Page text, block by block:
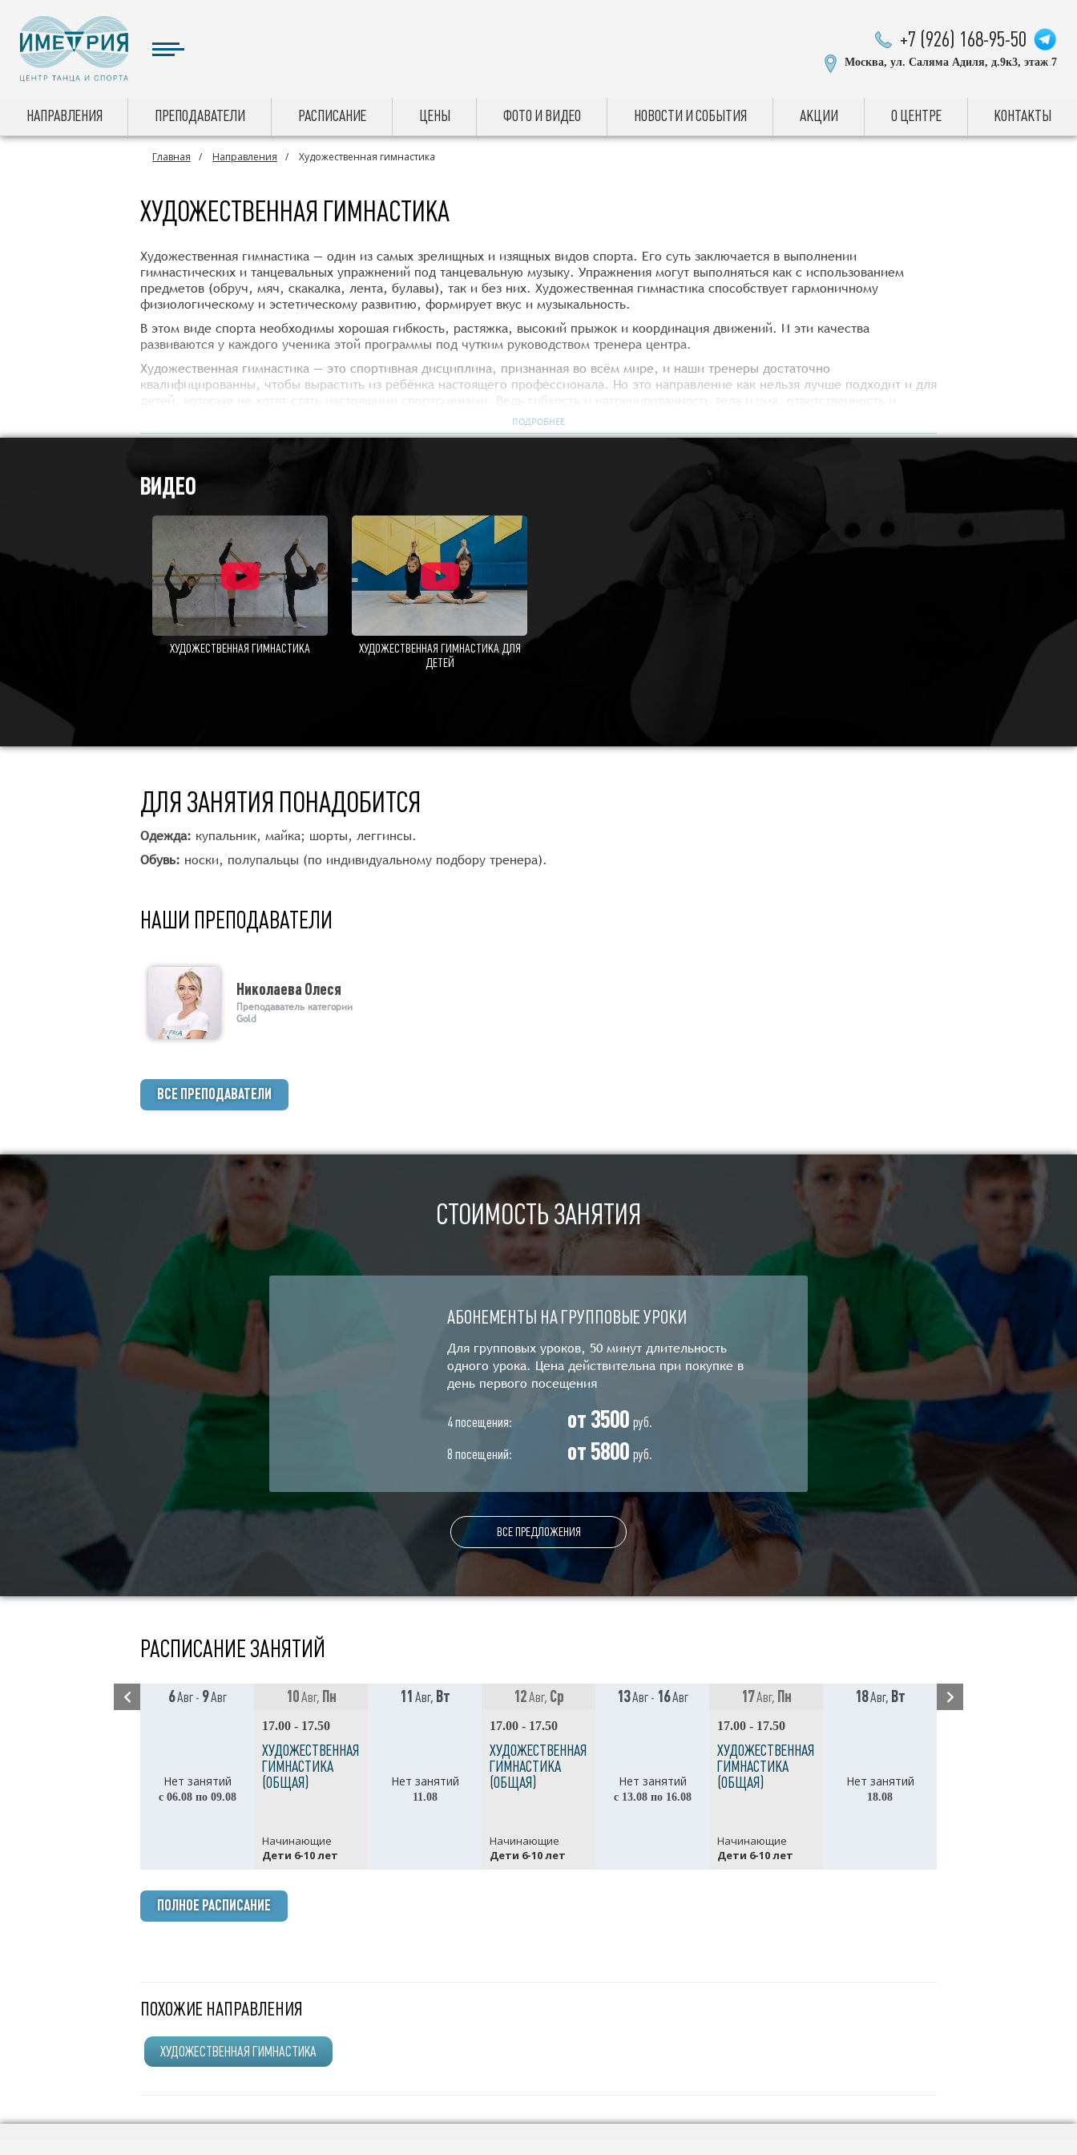
+7 (926) 168-95-50
Москва, ул. Саляма Адиля, д.9к3, этаж 7
НАПРАВЛЕНИЯ ПРЕПОДАВАТЕЛИ РАСПИСАНИЕ ЦЕНЫ ФОТО И ВИДЕО НОВОСТИ И СОБЫТИЯ АКЦИИ О ЦЕНТРЕ КОНТАКТЫ
Главная Направления Художественная гимнастика
ХУДОЖЕСТВЕННАЯ ГИМНАСТИКА
Художественная гимнастика — один из самых зрелищных и изящных видов спорта. Его суть заключается в выполнении
гимнастических и танцевальных упражнений под танцевальную музыку. Упражнения могут выполняться как с использованием
предметов (обруч, мяч, скакалка, лента, булавы), так и без них. Художественная гимнастика способствует гармоничному
физиологическому и эстетическому развитию, формирует вкус и музыкальность.
В этом виде спорта необходимы хорошая гибкость, растяжка, высокий прыжок и координация движений. И эти качества
развиваются у каждого ученика этой программы под чутким руководством тренера центра.
Художественная гимнастика — это спортивная дисциплина, признанная во всём мире, и наши тренеры достаточно
квалифицированны, чтобы вырастить из ребёнка настоящего профессионала. Но это направление как нельзя лучше подходит и для
детей, которые не хотят стать настоящими спортсменами. Ведь гибкость и натренированность тела и ума, ответственность и
Рекомендуется детям от 3-х лет с любым уровнем подготовки.
ПОДРОБНЕЕ
ВИДЕО
ХУДОЖЕСТВЕННАЯ ГИМНАСТИКА
ХУДОЖЕСТВЕННАЯ ГИМНАСТИКА ДЛЯ
ДЕТЕЙ
ДЛЯ ЗАНЯТИЯ ПОНАДОБИТСЯ
Одежда: купальник, майка; шорты, леггинсы.
Обувь: носки, полупальцы (по индивидуальному подбору тренера).
НАШИ ПРЕПОДАВАТЕЛИ
Николаева Олеся
Преподаватель категории
Gold
ВСЕ ПРЕПОДАВАТЕЛИ
СТОИМОСТЬ ЗАНЯТИЯ
АБОНЕМЕНТЫ НА ГРУППОВЫЕ УРОКИ
Для групповых уроков, 50 минут длительность
одного урока. Цена действительна при покупке в
день первого посещения
4 посещения: от 3500 руб.
8 посещений:
от 5800 руб.
ВСЕ ПРЕДЛОЖЕНИЯ
РАСПИСАНИЕ ЗАНЯТИЙ
6Авг - 9Авг 10Авг, Пн 11 Авг, Вт 12Авг, Ср 13Авг - 16Авг 17Авг, Пн 18Авг, Вт
Нет занятий
с 06.08 по 09.08
17.00 - 17.50
ХУДОЖЕСТВЕННАЯ
ГИМНАСТИКА
(ОБЩАЯ)
Начинающие
Дети 6-10 лет
Нет занятий
11.08
17.00 - 17.50
ХУДОЖЕСТВЕННАЯ
ГИМНАСТИКА
(ОБЩАЯ)
Начинающие
Дети 6-10 лет
Нет занятий
с 13.08 по 16.08
17.00 - 17.50
ХУДОЖЕСТВЕННАЯ
ГИМНАСТИКА
(ОБЩАЯ)
Начинающие
Дети 6-10 лет
Нет занятий
18.08
ПОЛНОЕ РАСПИСАНИЕ
ПОХОЖИЕ НАПРАВЛЕНИЯ
ХУДОЖЕСТВЕННАЯ ГИМНАСТИКА